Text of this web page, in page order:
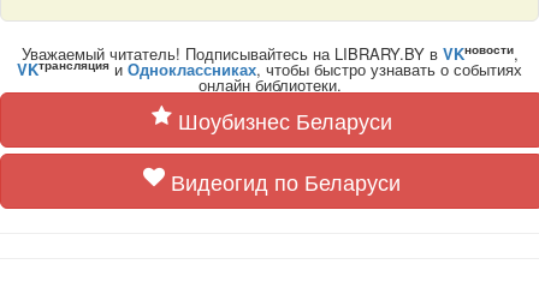
Уважаемый читатель! Подписывайтесь на LIBRARY.BY в VKновости,
VKтрансляция и Одноклассниках, чтобы быстро узнавать о событиях
онлайн библиотеки.
Шоубизнес Беларуси
Видеогид по Беларуси